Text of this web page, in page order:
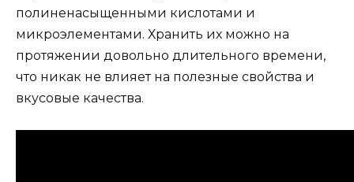
полиненасыщенными кислотами и
микроэлементами. Хранить их можно на
протяжении довольно длительного времени,
что никак не влияет на полезные свойства и
вкусовые качества.